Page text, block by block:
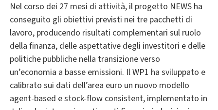
Nel corso dei 27 mesi di attività, il progetto NEWS ha
conseguito gli obiettivi previsti nei tre pacchetti di
lavoro, producendo risultati complementari sul ruolo
della finanza, delle aspettative degli investitori e delle
politiche pubbliche nella transizione verso
un’economia a basse emissioni. Il WP1 ha sviluppato e
calibrato sui dati dell’area euro un nuovo modello
agent-based e stock-flow consistent, implementato in